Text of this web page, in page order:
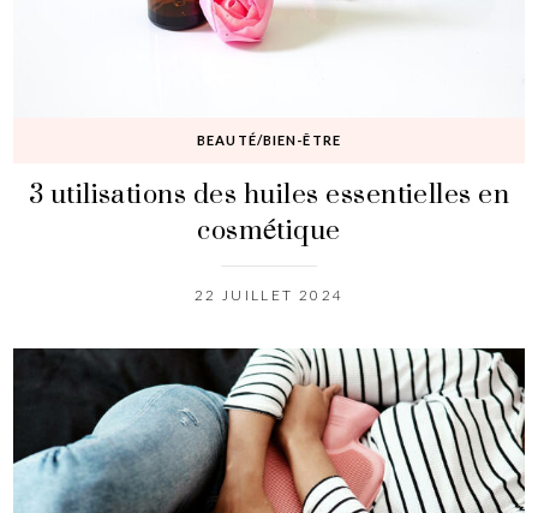
BEAUTÉ/BIEN-ÊTRE
3 utilisations des huiles essentielles en
cosmétique
22 JUILLET 2024